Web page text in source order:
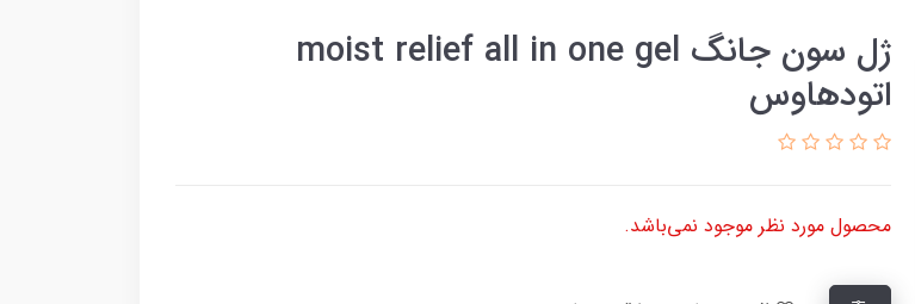
ژل سون جانگ moist relief all in one gel
اتودهاوس
محصول مورد نظر موجود نمی‌باشد.